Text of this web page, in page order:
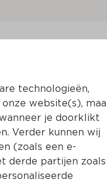
bij jouw PLUS.
technologieën,
website(s),
je doorklikt
Verder kunnen wij
(zoals een e-
derde partijen zoals